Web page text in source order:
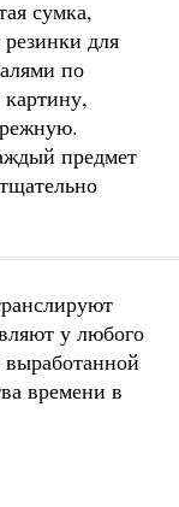
сумка,
для
по
предмет
у любого
времени в